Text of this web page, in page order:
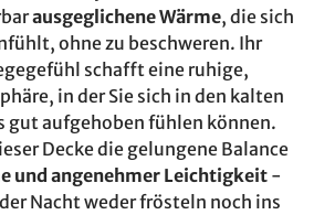
ausgeglichene Wärme, die sich
ohne zu beschweren. Ihr
schafft eine ruhige,
in der Sie sich in den kalten
gut aufgehoben fühlen können.
Decke die gelungene Balance
und angenehmer Leichtigkeit -
Nacht weder frösteln noch ins